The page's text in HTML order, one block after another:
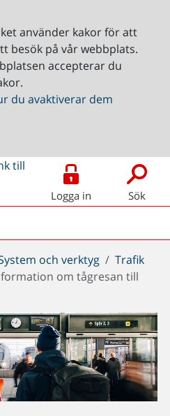
använder kakor för att
besök på vår webbplats.
accepterar du
du avaktiverar dem
Logga in Sök
och verktyg
Trafik
om tågresan till